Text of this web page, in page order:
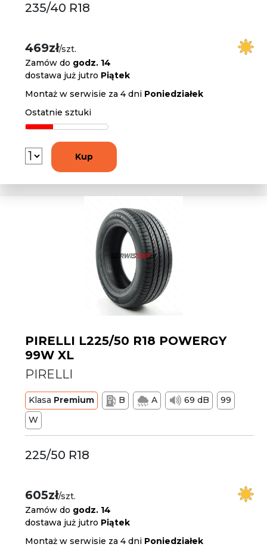
235/40 R18
469zł/szt.
Zamów do godz. 14
dostawa już jutro Piątek
Montaż w serwisie za 4 dni Poniedziałek
Ostatnie sztuki
Kup
PIRELLI L225/50 R18 POWERGY
99W XL
PIRELLI
Klasa Premium B A 69 dB
99
W
225/50 R18
605zł/szt.
Zamów do godz. 14
dostawa już jutro Piątek
Montaż w serwisie za 4 dni Poniedziałek